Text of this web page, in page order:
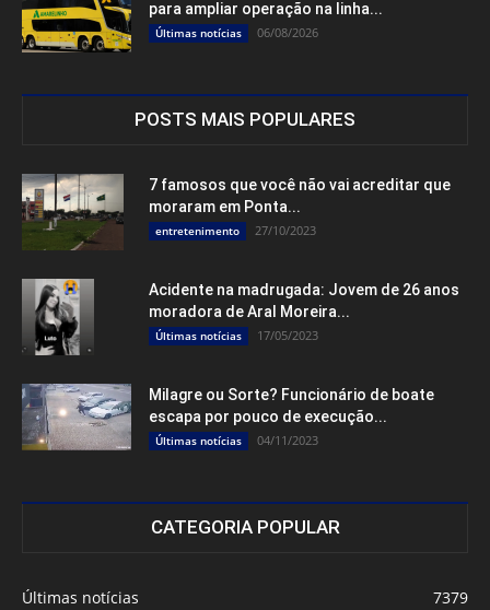
para ampliar operação na linha...
Últimas notícias 06/08/2026
POSTS MAIS POPULARES
7 famosos que você não vai acreditar que
moraram em Ponta...
entretenimento 27/10/2023
Acidente na madrugada: Jovem de 26 anos
moradora de Aral Moreira...
Últimas notícias 17/05/2023
Milagre ou Sorte? Funcionário de boate
escapa por pouco de execução...
Últimas notícias 04/11/2023
CATEGORIA POPULAR
Últimas notícias
7379